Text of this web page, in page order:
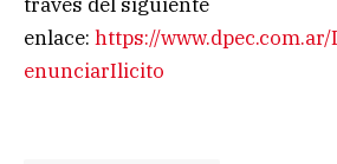
enlace: https://
enunciarIlicito